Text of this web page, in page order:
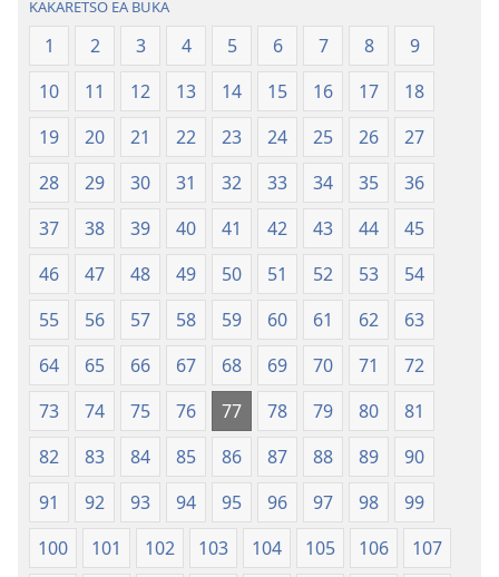
Lefatše
le
Lecha
(Phetolelo ea
2013)
Lefatše
le
Lecha
(Phetolelo ea
2013)
KAKARETSO EA BUKA
1 2 3 4 5 6 7 8
9
10
11 12 13 14 15 16 17
18
19
20 21 22 23 24 25 26
27
28
29 30 31 32 33 34 35
36
37
38 39 40 41 42 43 44
45
46
47 48 49 50 51 52 53
54
55
56 57 58 59 60 61 62
63
64
65 66 67 68 69 70 71
72
73
74 75 76 77 78 79 80
81
82
83 84 85 86 87 88 89
90
91
92 93 94 95 96 97 98
99
100
101 102 103 104 105 106
107